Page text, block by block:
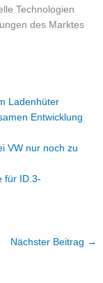
Technologien
des Marktes
Ladenhüter
Entwicklung
VW nur noch zu
für ID.3-
Nächster Beitrag →